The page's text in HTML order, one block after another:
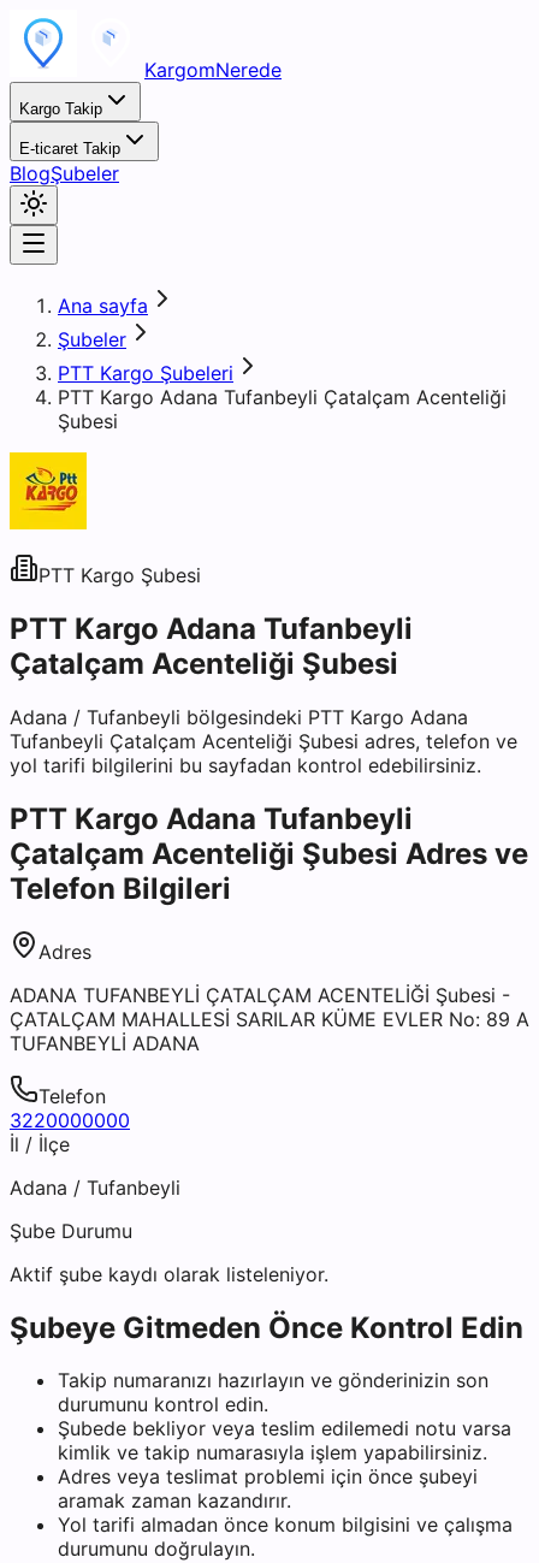
KargomNerede
Kargo Takip
E-ticaret Takip
BlogŞubeler
Ana sayfa
Şubeler
PTT Kargo Şubeleri
PTT Kargo Adana Tufanbeyli Çatalçam Acenteliği
Şubesi
PTT Kargo Şubesi
PTT Kargo Adana Tufanbeyli
Çatalçam Acenteliği Şubesi
Adana / Tufanbeyli bölgesindeki PTT Kargo Adana
Tufanbeyli Çatalçam Acenteliği Şubesi adres, telefon ve
yol tarifi bilgilerini bu sayfadan kontrol edebilirsiniz.
PTT Kargo Adana Tufanbeyli
Çatalçam Acenteliği Şubesi Adres ve
Telefon Bilgileri
Adres
ADANA TUFANBEYLİ ÇATALÇAM ACENTELİĞİ Şubesi -
ÇATALÇAM MAHALLESİ SARILAR KÜME EVLER No: 89 A
TUFANBEYLİ ADANA
Telefon
3220000000
İl / İlçe
Adana / Tufanbeyli
Şube Durumu
Aktif şube kaydı olarak listeleniyor.
Şubeye Gitmeden Önce Kontrol Edin
Takip numaranızı hazırlayın ve gönderinizin son
durumunu kontrol edin.
Şubede bekliyor veya teslim edilemedi notu varsa
kimlik ve takip numarasıyla işlem yapabilirsiniz.
Adres veya teslimat problemi için önce şubeyi
aramak zaman kazandırır.
Yol tarifi almadan önce konum bilgisini ve çalışma
durumunu doğrulayın.